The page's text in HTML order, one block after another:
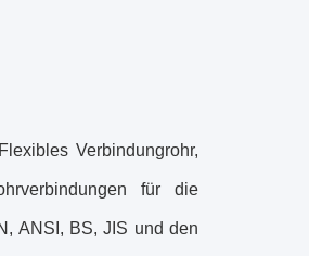
Flexibles Verbindungrohr,
für die
ANSI, BS, JIS und den